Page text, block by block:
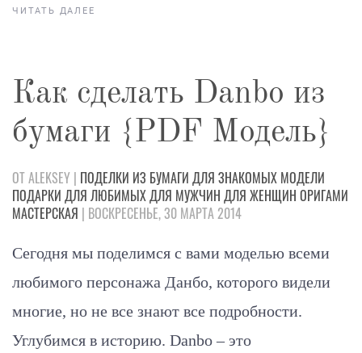
ЧИТАТЬ ДАЛЕЕ
Как сделать Danbo из
бумаги {PDF Модель}
ОТ ALEKSEY | ПОДЕЛКИ ИЗ БУМАГИ ДЛЯ ЗНАКОМЫХ МОДЕЛИ
ПОДАРКИ ДЛЯ ЛЮБИМЫХДЛЯ МУЖЧИН ДЛЯ ЖЕНЩИН ОРИГАМИ
МАСТЕРСКАЯ | ВОСКРЕСЕНЬЕ, 30 МАРТА 2014
Сегодня мы поделимся с вами моделью всеми
любимого персонажа Данбо, которого видели
многие, но не все знают все подробности.
Углубимся в историю. Danbo – это